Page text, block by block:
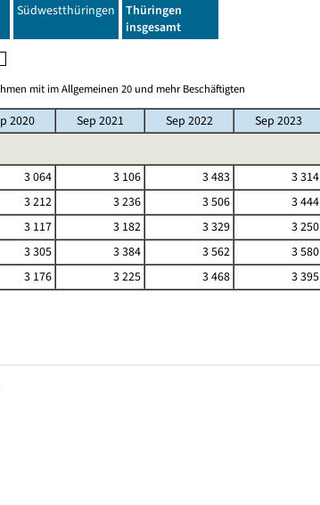
Südwestthüringen
Thüringen
insgesamt
mit im Allgemeinen 20 und mehr Beschäftigten
2020 Sep 2021 Sep 2022 Sep 2023
3 064 3 106 3 483 3 314
3 212 3 236 3 506 3 444
3 117 3 182 3 329 3 250
3 305 3 384 3 562 3 580
3 176 3 225 3 468 3 395